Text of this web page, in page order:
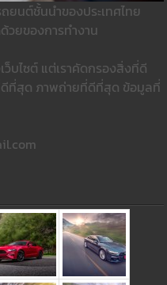
นต์ชั้นนำของประเทศไทย
วยของการทำงาน
บไซต์ แต่เราคัดกรองสิ่งที่ดี
ดีที่สุด ภาพถ่ายที่ดีที่สุด ข้อมูลที่